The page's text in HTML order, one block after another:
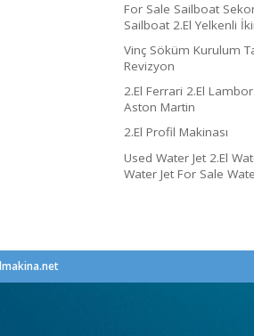
For Sale Sailboat
Sailboat 2.El Yelkenli
Vinç Söküm Kurulum
Revizyon
2.El Ferrari 2.El
Aston Martin
2.El Profil Makinası
Used Water Jet 2.El
Water Jet For Sale